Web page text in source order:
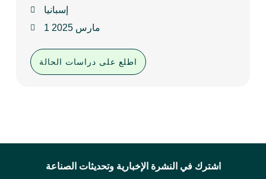
إسبانيا
1 مارس 2025
اطلع على دراسات الحالة
اشترك في النشرة الإخبارية وتحديثات الصناعة